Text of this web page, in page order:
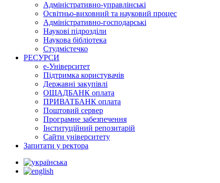
Адміністративно-управлінські
Освітньо-виховний та науковий процес
Адміністративно-господарські
Наукові підрозділи
Наукова бібліотека
Студмістечко
РЕСУРСИ
е-Університет
Підтримка користувачів
Державні закупівлі
ОЩАДБАНК оплата
ПРИВАТБАНК оплата
Поштовий сервер
Програмне забезпечення
Інституційний репозитарій
Сайти університету
Запитати у ректора